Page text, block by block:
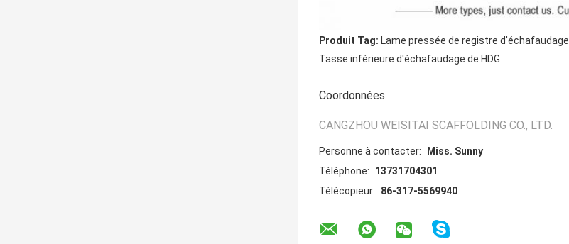
Produit Tag: Lame pressée de registre d'échafaudage
Tasse inférieure d'échafaudage de HDG
Coordonnées
CANGZHOU WEISITAI SCAFFOLDING CO., LTD.
Personne à contacter:
Miss. Sunny
Téléphone:
13731704301
Télécopieur:
86-317-5569940